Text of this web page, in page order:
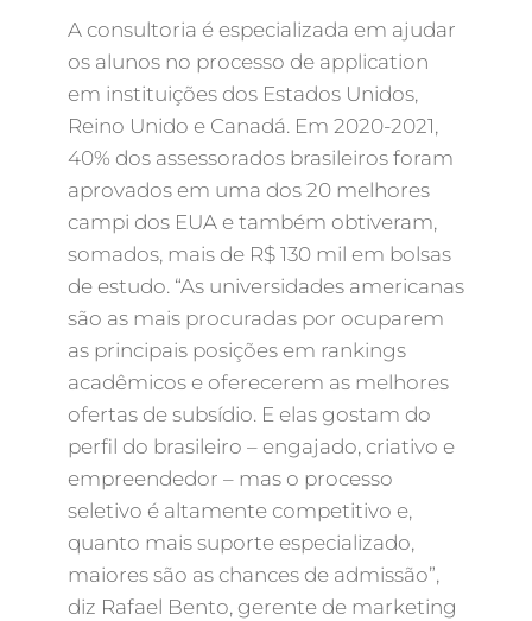
A consultoria é especializada em ajudar
os alunos no processo de application
em instituições dos Estados Unidos,
Reino Unido e Canadá. Em 2020-2021,
40% dos assessorados brasileiros foram
aprovados em uma dos 20 melhores
campi dos EUA e também obtiveram,
somados, mais de R$ 130 mil em bolsas
de estudo. “As universidades americanas
são as mais procuradas por ocuparem
as principais posições em rankings
acadêmicos e oferecerem as melhores
ofertas de subsídio. E elas gostam do
perfil do brasileiro – engajado, criativo e
empreendedor – mas o processo
seletivo é altamente competitivo e,
quanto mais suporte especializado,
maiores são as chances de admissão”,
diz Rafael Bento, gerente de marketing